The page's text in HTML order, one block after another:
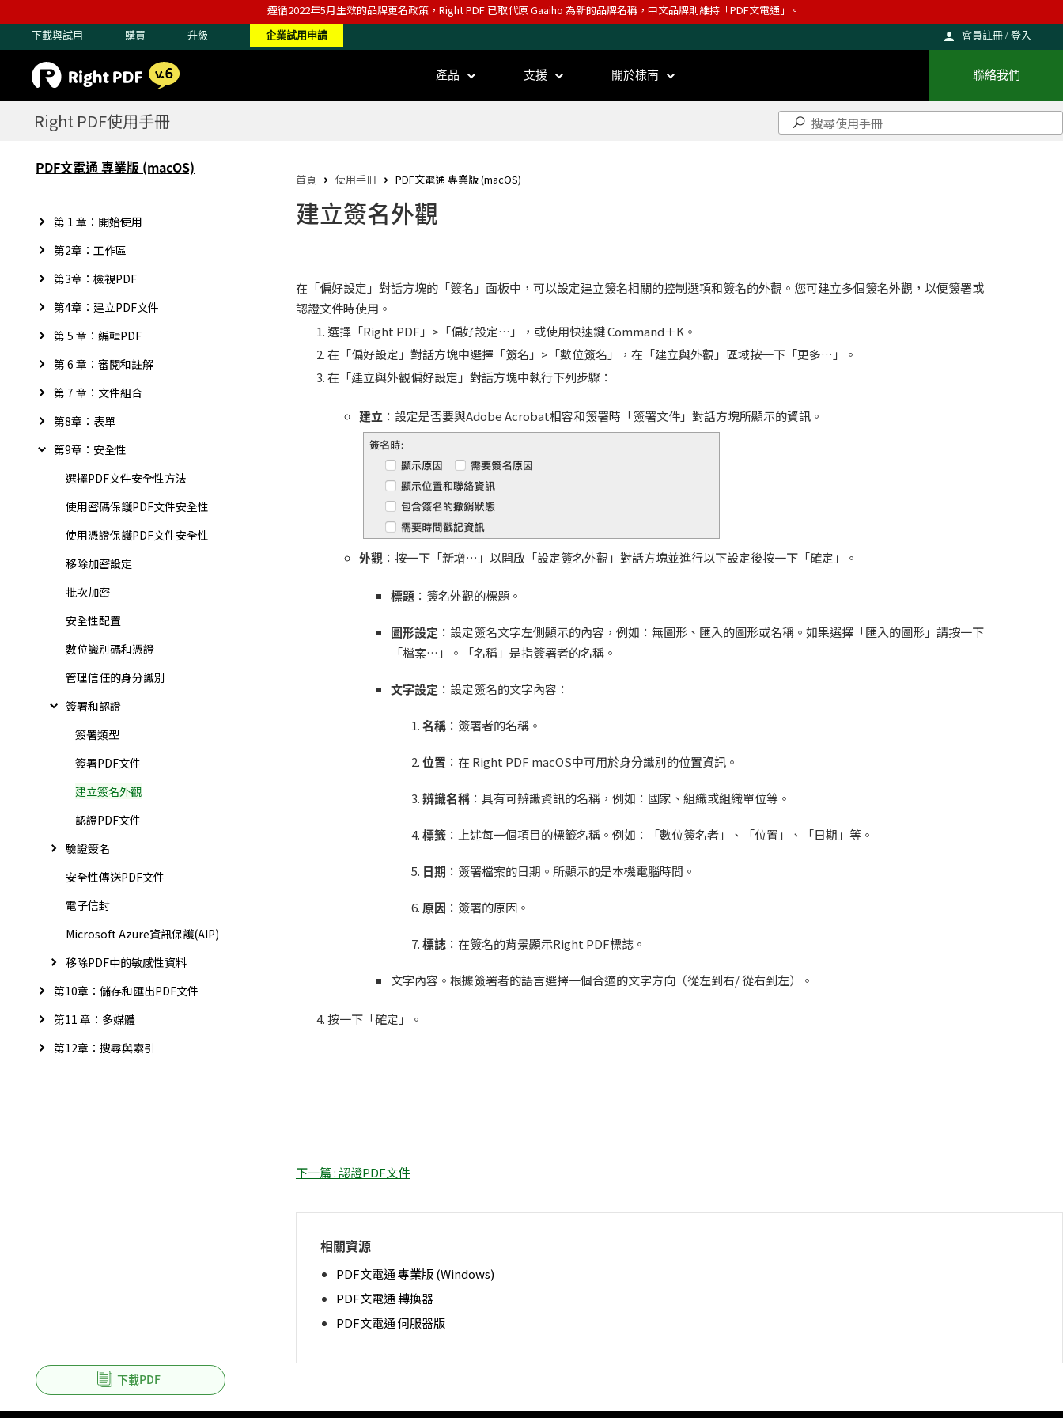
遵循2022年5月生效的品牌更名政策，Right PDF 已取代原 Gaaiho 為新的品牌名稱，中文品牌則維持「PDF文電通」。
下載與試用 購買 升級 企業試用申請 會員註冊 / 登入
產品 支援 關於棣南 聯絡我們
Right PDF使用手冊
PDF文電通 專業版 (macOS)
第 1 章：開始使用
第2章：工作區
第3章：檢視PDF
第4章：建立PDF文件
第 5 章：編輯PDF
第 6 章：審閱和註解
第 7 章：文件組合
第8章：表單
第9章：安全性
選擇PDF文件安全性方法
使用密碼保護PDF文件安全性
使用憑證保護PDF文件安全性
移除加密設定
批次加密
安全性配置
數位識別碼和憑證
管理信任的身分識別
簽署和認證
簽署類型
簽署PDF文件
建立簽名外觀
認證PDF文件
驗證簽名
安全性傳送PDF文件
電子信封
Microsoft Azure資訊保護(AIP)
移除PDF中的敏感性資料
第10章：儲存和匯出PDF文件
第11 章：多媒體
第12章：搜尋與索引
下載PDF
首頁 使用手冊 PDF文電通 專業版 (macOS)
建立簽名外觀
在「偏好設定」對話方塊的「簽名」面板中，可以設定建立簽名相關的控制選項和簽名的外觀。您可建立多個簽名外觀，以便簽署或
認證文件時使用。
選擇「Right PDF」>「偏好設定…」，或使用快速鍵 Command＋K。
在「偏好設定」對話方塊中選擇「簽名」>「數位簽名」，在「建立與外觀」區域按一下「更多…」。
在「建立與外觀偏好設定」對話方塊中執行下列步驟：
建立 ：設定是否要與Adobe Acrobat相容和簽署時「簽署文件」對話方塊所顯示的資訊。
外觀 ：按一下「新增…」以開啟「設定簽名外觀」對話方塊並進行以下設定後按一下「確定」。
標題：簽名外觀的標題。
圖形設定 ：設定簽名文字左側顯示的內容，例如：無圖形、匯入的圖形或名稱。如果選擇「匯入的圖形」請按一下
「檔案…」。「名稱」是指簽署者的名稱。
文字設定 ：設定簽名的文字內容：
名稱：簽署者的名稱。
位置 ：在 Right PDF macOS中可用於身分識別的位置資訊。
辨識名稱：具有可辨識資訊的名稱，例如：國家、組織或組織單位等。
標籤：上述每一個項目的標籤名稱。例如：「數位簽名者」、「位置」、「日期」等。
日期 ：簽署檔案的日期。所顯示的是本機電腦時間。
原因 ：簽署的原因。
標誌：在簽名的背景顯示Right PDF標誌。
文字內容。根據簽署者的語言選擇一個合適的文字方向（從左到右/ 從右到左）。
按一下「確定」。
下一篇 : 認證PDF文件
相關資源
PDF文電通 專業版 (Windows)
PDF文電通 轉換器
PDF文電通 伺服器版